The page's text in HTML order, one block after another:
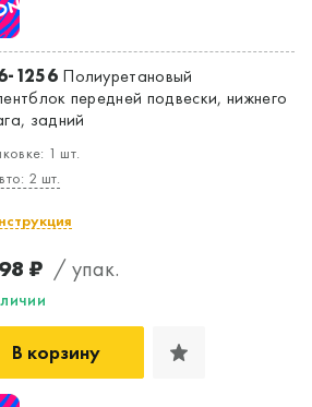
Нет, выбрать другой
1256Полиуретановый
передней подвески, нижнего
задний
1 шт.
2 шт.
₽ / упак.
В корзину